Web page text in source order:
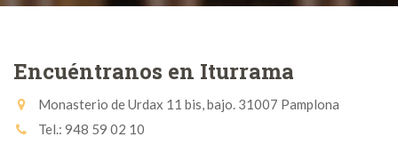
Encuéntranos en Iturrama
Monasterio de Urdax 11 bis, bajo. 31007 Pamplona
Tel.: 948 59 02 10